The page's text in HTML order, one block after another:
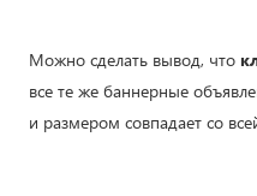
Можно сделать вывод, что
все те же баннерные
и размером совпадает со